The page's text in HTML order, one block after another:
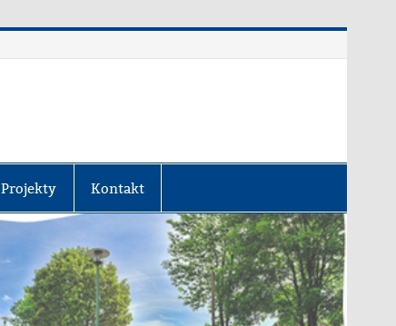
Projekty Kontakt